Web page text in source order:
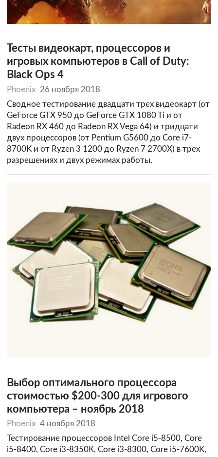
Тесты видеокарт, процессоров и
игровых компьютеров в Call of Duty:
Black Ops 4
Phoenix 26 ноября 2018
Сводное тестирование двадцати трех видеокарт (от
GeForce GTX 950 до GeForce GTX 1080 Ti и от
Radeon RX 460 до Radeon RX Vega 64) и тридцати
двух процессоров (от Pentium G5600 до Core i7-
8700K и от Ryzen 3 1200 до Ryzen 7 2700X) в трех
разрешениях и двух режимах работы.
Выбор оптимального процессора
стоимостью $200-300 для игрового
компьютера – ноябрь 2018
Phoenix 4 ноября 2018
Тестирование процессоров Intel Core i5-8500, Core
i5-8400, Core i3-8350K, Core i3-8300, Core i5-7600K,